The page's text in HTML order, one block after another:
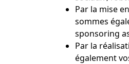
Par la mise
sommes
sponsoring
Par la
également